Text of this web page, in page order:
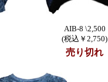
AIB-8 \2,500
(税込￥2,750)
売り切れ